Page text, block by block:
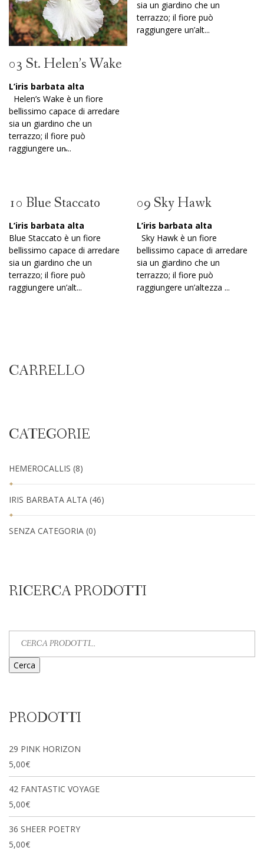
03 St. Helen’s Wake
L’iris barbata alta
Helen’s Wake è un fiore
bellissimo capace di arredare
sia un giardino che un
terrazzo; il fiore può
raggiungere un̵...
sia un giardino che un
terrazzo; il fiore può
raggiungere un’alt...
10 Blue Staccato
L’iris barbata alta
Blue Staccato è un fiore
bellissimo capace di arredare
sia un giardino che un
terrazzo; il fiore può
raggiungere un’alt...
09 Sky Hawk
L’iris barbata alta
Sky Hawk è un fiore
bellissimo capace di arredare
sia un giardino che un
terrazzo; il fiore può
raggiungere un’altezza ...
CARRELLO
CATEGORIE
HEMEROCALLIS (8)
IRIS BARBATA ALTA (46)
SENZA CATEGORIA (0)
RICERCA PRODOTTI
Cerca
PRODOTTI
29 PINK HORIZON
5,00€
42 FANTASTIC VOYAGE
5,00€
36 SHEER POETRY
5,00€